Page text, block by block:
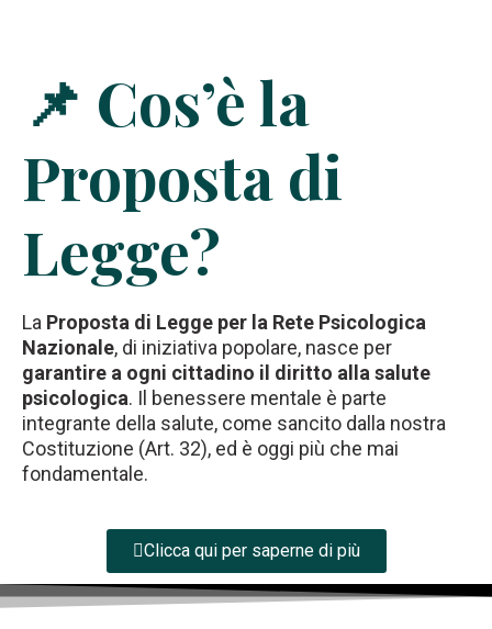
📌 Cos’è la
Proposta di
Legge?
La Proposta di Legge per la Rete Psicologica
Nazionale, di iniziativa popolare, nasce per
garantire a ogni cittadino il diritto alla salute
psicologica. Il benessere mentale è parte
integrante della salute, come sancito dalla nostra
Costituzione (Art. 32), ed è oggi più che mai
fondamentale.
Clicca qui per saperne di più